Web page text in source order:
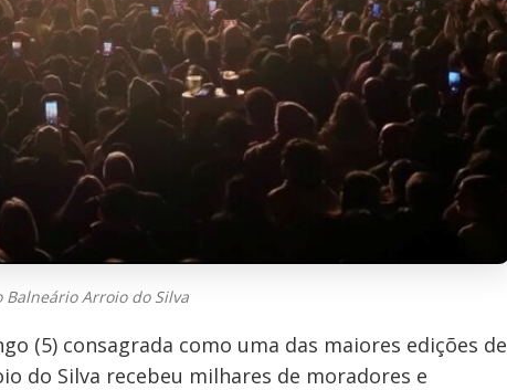
Balneário Arroio do Silva
(5) consagrada como uma das maiores edições de
do Silva recebeu milhares de moradores e